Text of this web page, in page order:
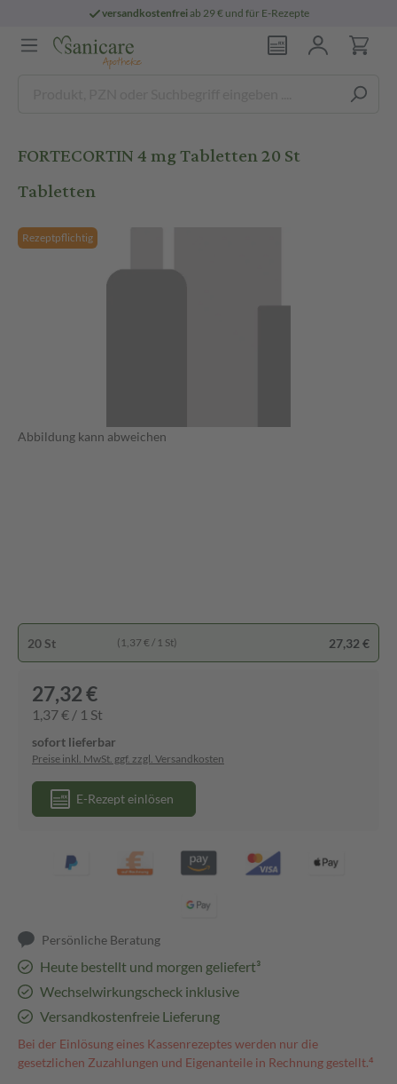
versandkostenfreiab 29 € und für E-Rezepte
FORTECORTIN 4 mg Tabletten 20 St
Tabletten
Rezeptpflichtig
Abbildung kann abweichen
20 St (1,37 € / 1 St) 27,32 €
27,32 €
1,37 € / 1 St
sofort lieferbar
Preise inkl. MwSt. ggf. zzgl. Versandkosten
E-Rezept einlösen
Persönliche Beratung
Heute bestellt und morgen geliefert³
Wechselwirkungscheck inklusive
Versandkostenfreie Lieferung
Bei der Einlösung eines Kassenrezeptes werden nur die
gesetzlichen Zuzahlungen und Eigenanteile in Rechnung gestellt.⁴